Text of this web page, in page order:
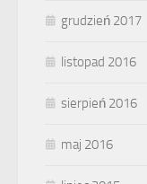
grudzień 2017
listopad 2016
sierpień 2016
maj 2016